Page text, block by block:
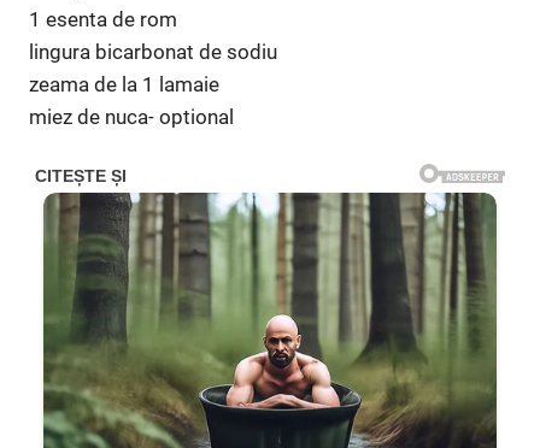
1 esenta de rom
lingura bicarbonat de sodiu
zeama de la 1 lamaie
miez de nuca- optional